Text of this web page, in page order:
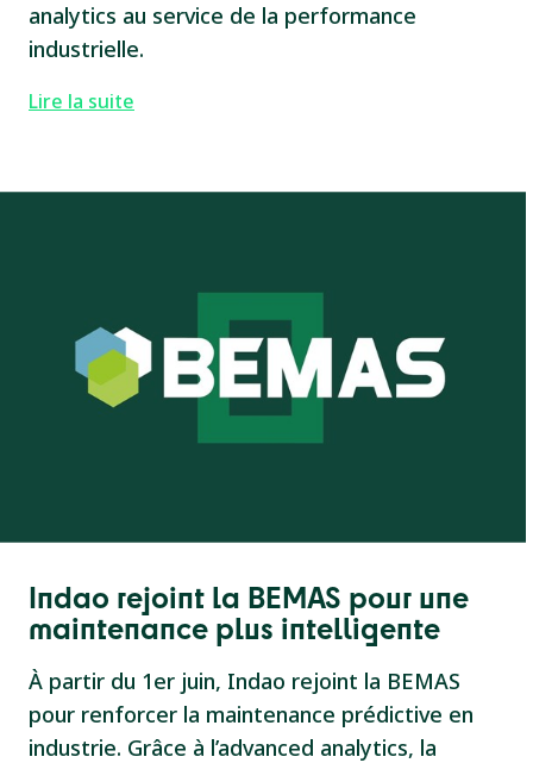
analytics au service de la performance
industrielle.
Lire la suite
Indao rejoint la BEMAS pour une
maintenance plus intelligente
À partir du 1er juin, Indao rejoint la BEMAS
pour renforcer la maintenance prédictive en
industrie. Grâce à l’advanced analytics, la